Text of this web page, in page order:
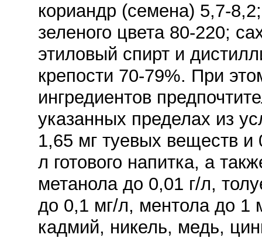
кориандр (семена) 5,7-
зеленого цвета 80-220;
этиловый спирт и
крепости 70-79%. При
ингредиентов
указанных пределах из
1,65 мг туевых веществ
л готового напитка, а
метанола до 0,01 г/л,
до 0,1 мг/л, ментола до 1
кадмий, никель, медь,